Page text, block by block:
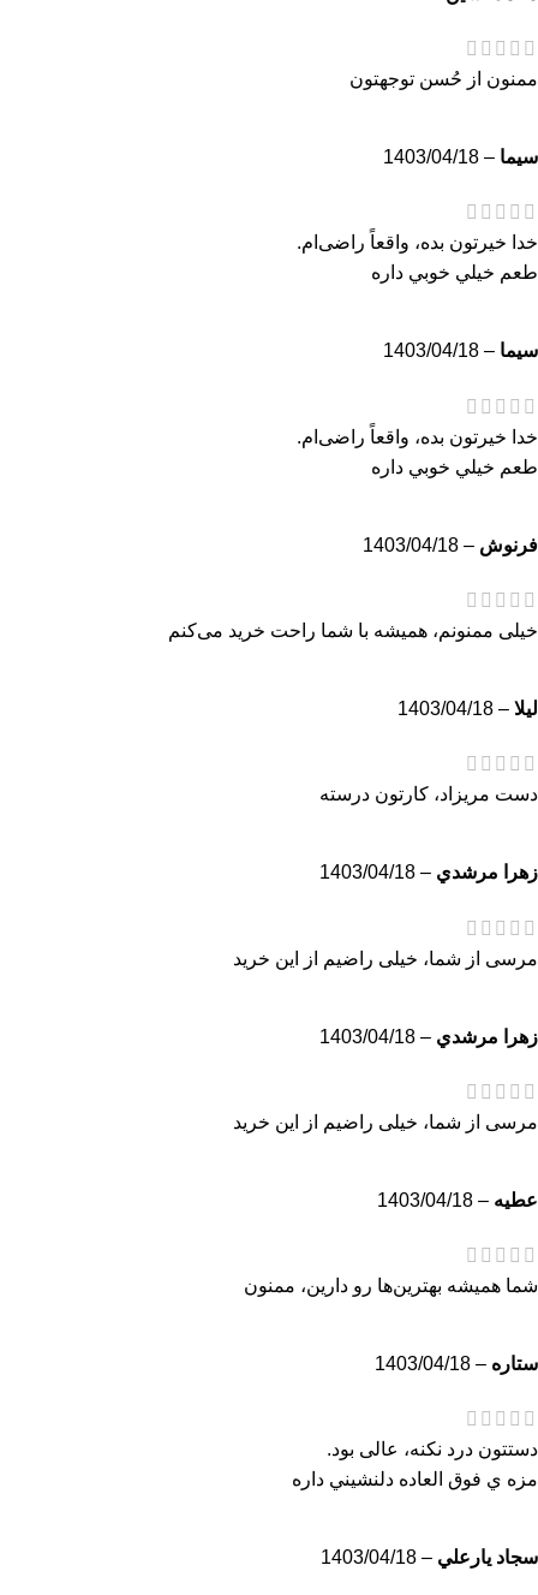
ممنون از حُسن توجهتون
سيما –
1403/04/18
خدا خیرتون بده، واقعاً راضی‌ام.
طعم خيلي خوبي داره
سيما –
1403/04/18
خدا خیرتون بده، واقعاً راضی‌ام.
طعم خيلي خوبي داره
فرنوش –
1403/04/18
خیلی ممنونم، همیشه با شما راحت خرید می‌کنم
ليلا –
1403/04/18
دست مریزاد، کارتون درسته
زهرا مرشدي –
1403/04/18
مرسی از شما، خیلی راضيم از این خرید
زهرا مرشدي –
1403/04/18
مرسی از شما، خیلی راضيم از این خرید
عطيه –
1403/04/18
شما همیشه بهترین‌ها رو دارین، ممنون
ستاره –
1403/04/18
دستتون درد نکنه، عالی بود.
مزه ي فوق العاده دلنشيني داره
سجاد يارعلي –
1403/04/18